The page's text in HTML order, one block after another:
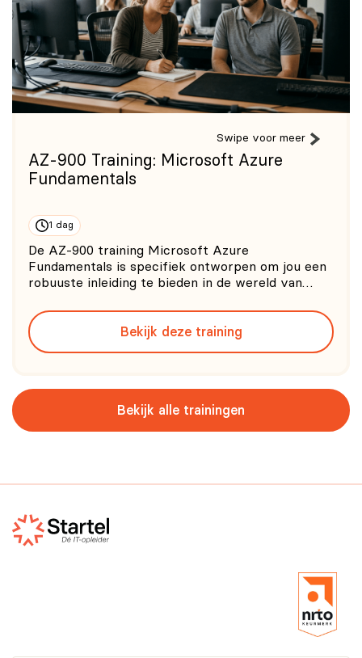
Swipe voor meer
AZ-900 Training: Microsoft Azure
Fundamentals
1 dag
De AZ-900 training Microsoft Azure
Fundamentals is specifiek ontworpen om jou een
robuuste inleiding te bieden in de wereld van
toonaangevende clouddiensten ter wereld. De AZ-
900 training dekt een breed scala aan
onderwerpen, van de basisprincipes van cloud
Bekijk deze training
Bekijk alle trainingen